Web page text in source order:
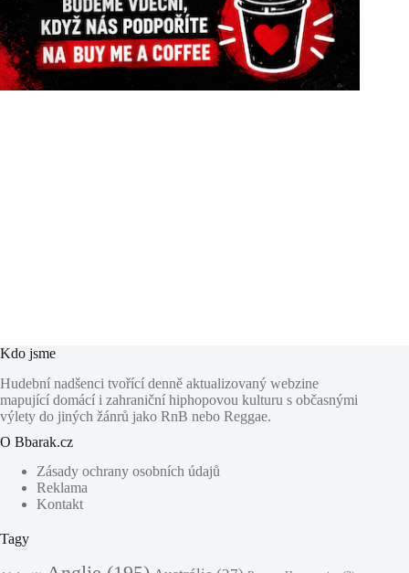
Kdo jsme
Hudební nadšenci tvořící denně aktualizovaný webzine
mapující domácí i zahraniční hiphopovou kulturu s občasnými
výlety do jiných žánrů jako RnB nebo Reggae.
O Bbarak.cz
Zásady ochrany osobních údajů
Reklama
Kontakt
Tagy